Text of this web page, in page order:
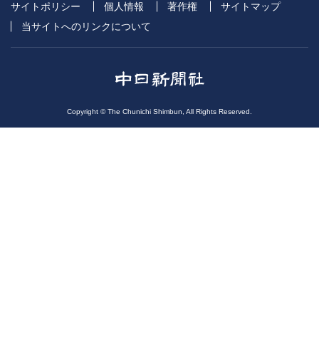
サイトポリシー 個人情報 著作権
サイトマップ
当サイトへのリンクについて
Copyright © The Chunichi Shimbun, All Rights Reserved.